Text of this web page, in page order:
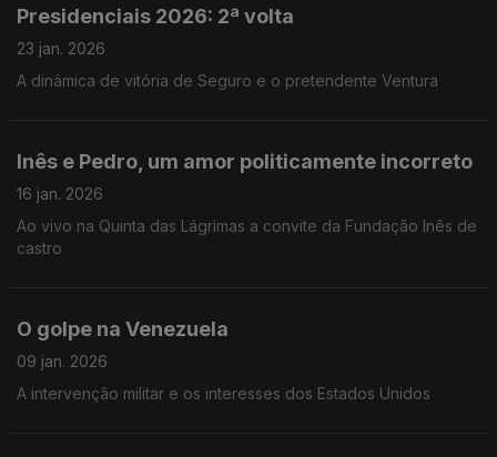
Presidenciais 2026: 2ª volta
23 jan. 2026
A dinâmica de vitória de Seguro e o pretendente Ventura
Inês e Pedro, um amor politicamente incorreto
16 jan. 2026
Ao vivo na Quinta das Lágrimas a convite da Fundação Inês de
castro
O golpe na Venezuela
09 jan. 2026
A intervenção militar e os interesses dos Estados Unidos